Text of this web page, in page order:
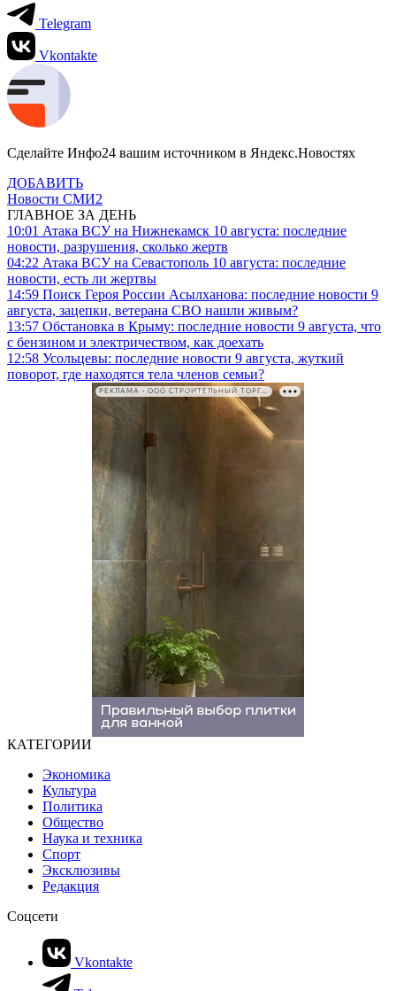
Telegram
Vkontakte
Сделайте Инфо24 вашим источником в Яндекс.Новостях
ДОБАВИТЬ
Новости СМИ2
ГЛАВНОЕ ЗА ДЕНЬ
10:01 Атака ВСУ на Нижнекамск 10 августа: последние
новости, разрушения, сколько жертв
04:22 Атака ВСУ на Севастополь 10 августа: последние
новости, есть ли жертвы
14:59 Поиск Героя России Асылханова: последние новости 9
августа, зацепки, ветерана СВО нашли живым?
13:57 Обстановка в Крыму: последние новости 9 августа, что
с бензином и электричеством, как доехать
12:58 Усольцевы: последние новости 9 августа, жуткий
поворот, где находятся тела членов семьи?
РЕКЛАМА • ООО СТРОИТЕЛЬНЫЙ ТОРГОВЫЙ ДОМ «ПЕТРОВИЧ». ИНН: 7802348846
КАТЕГОРИИ
Экономика
Культура
Политика
Общество
Наука и техника
Спорт
Эксклюзивы
Редакция
Соцсети
Vkontakte